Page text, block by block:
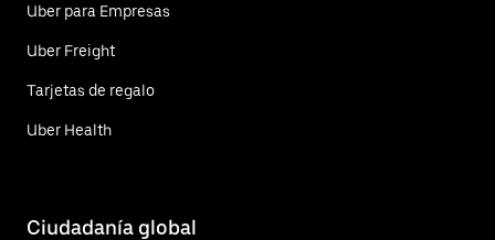
Uber para Empresas
Uber Freight
Tarjetas de regalo
Uber Health
Ciudadanía global